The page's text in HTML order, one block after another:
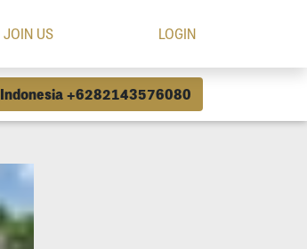
JOIN US LOGIN
Indonesia +6282143576080